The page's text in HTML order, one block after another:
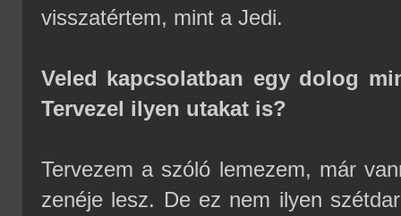
visszatértem, mint a Jedi.
Veled kapcsolatban egy dolog
Tervezel ilyen utakat is?
Tervezem a szóló lemezem, már
zenéje lesz. De ez nem ilyen